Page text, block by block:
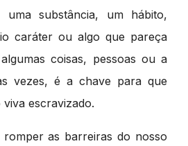
substância, um hábito,
caráter ou algo que pareça
coisas, pessoas ou a
vezes, é a chave para que
escravizado.
romper as barreiras do nosso